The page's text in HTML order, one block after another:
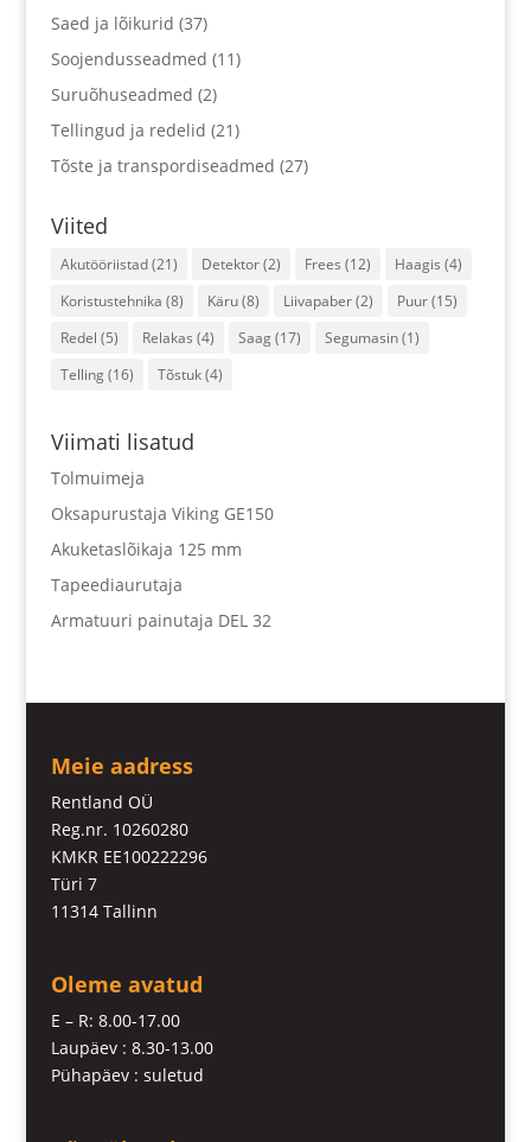
Saed ja lõikurid (37)
Soojendusseadmed (11)
Suruõhuseadmed (2)
Tellingud ja redelid (21)
Tõste ja transpordiseadmed (27)
Viited
Akutööriistad(21) Detektor(2) Frees (12) Haagis (4)
Koristustehnika (8) Käru(8) Liivapaber(2) Puur(15)
Redel (5) Relakas (4) Saag(17) Segumasin(1)
Telling(16) Tõstuk(4)
Viimati lisatud
Tolmuimeja
Oksapurustaja Viking GE150
Akuketaslõikaja 125 mm
Tapeediaurutaja
Armatuuri painutaja DEL 32
Meie aadress
Rentland OÜ
Reg.nr. 10260280
KMKR EE100222296
Türi 7
11314 Tallinn
Oleme avatud
E – R: 8.00-17.00
Laupäev : 8.30-13.00
Pühapäev : suletud